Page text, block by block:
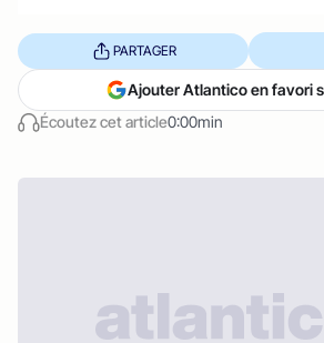
Écoutez cet article0:00min
PARTAGER
Ajouter Atlantico en favori